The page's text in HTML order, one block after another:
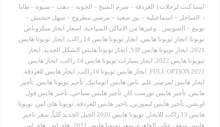
اينما كنت لرحلات ( الغردقة – شرم الشيخ – الجونة – دهب – سيوة – طابا
- الساحل – اسماعيلية – بور سعيد – مرسي مطروح – سهل حشيش –
نويبع – السويس .. وغيرها من الاماكن السياحية, اسعار ايجار ميكروباص
تويوتا, ايجار تويوتا هايس, ايجار تويوتا هايس 14 راكب , ايجار تويوتا هايس
2021
, ايجار تويوتا هايس VIP , ايجار تويوتا هايس الشكل الجديد, ايجار
تيويوتا هايس 2022
, ايجار سيارات تويوتا هايس 14 راكب , ايجار هايس
2021 FULL OPTION
, ايجار هايس تويوتا 14راكب , ايجار هايس للغردقة,
ايجار هايس لمرسى غلم, باص هايس اتوماتيك, تأجير تويوتا هايس, تأجير
هايس, تأجير هايس تورست كار , تأجير هايس سياحي, تأجير هايس فول
اوبشن, تأجير هايس ليموزين, تاجير هايس للغردقة, تويوتا هاى اس, تويوتا
هايس 13 راكب للايجار
, تويوتا هايس 2020 الجيل الجديد كلياً , سعر تاجير
هايس سقف عالي القاهرة, سعر تويوتا هايس 2021 , هاى اس, هاى اس